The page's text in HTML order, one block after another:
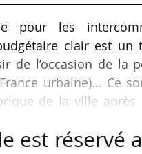
pour les
clair est un
de l’occasion de la
urbaine)… Ce
de la ville après
est réservé